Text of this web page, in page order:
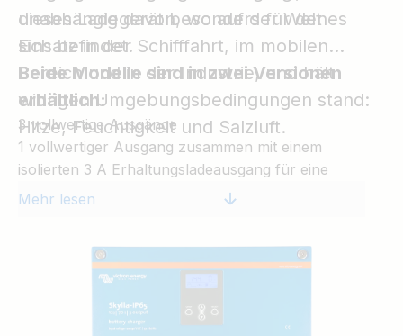
unabhängig davon, wo auf der Welt es
sich befindet.
dieses Ladegerät besonders für den
Einsatz in der Schifffahrt, im mobilen
Bereich und in der Industrie, und hält
widrigen Umgebungsbedingungen stand:
Hitze, Feuchtigkeit und Salzluft.
Beide Modelle sind in zwei Versionen
erhältlich:
3 vollwertige Ausgänge
1 vollwertiger Ausgang zusammen mit einem
isolierten 3 A Erhaltungsladeausgang für eine
Starterbatterie
Mehr lesen